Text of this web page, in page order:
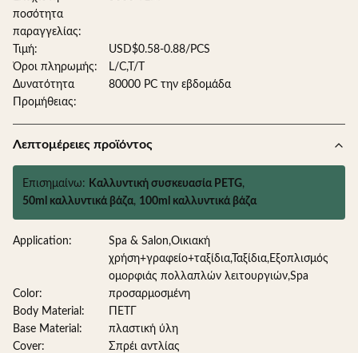
ποσότητα
παραγγελίας:
Τιμή:
USD$0.58-0.88/PCS
Όροι πληρωμής:
L/C,T/T
Δυνατότητα
Προμήθειας:
80000 PC την εβδομάδα
Λεπτομέρειες προϊόντος
Επισημαίνω: Καλλυντική συσκευασία PETG,
50ml καλλυντικά βάζα, 100ml καλλυντικά βάζα
Application:
Spa & Salon,Οικιακή
χρήση+γραφείο+ταξίδια,Ταξίδια,Εξοπλισμός
ομορφιάς πολλαπλών λειτουργιών,Spa
Color:
προσαρμοσμένη
Body Material:
ΠΕΤΓ
Base Material:
πλαστική ύλη
Cover:
Σπρέι αντλίας